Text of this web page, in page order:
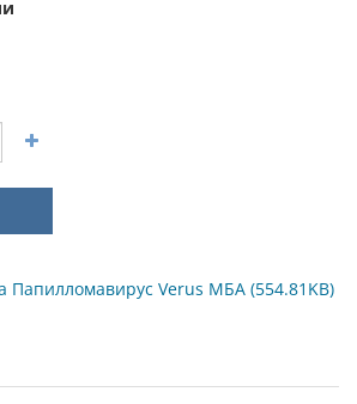
Папилломавирус Verus МБА (554.81KB)